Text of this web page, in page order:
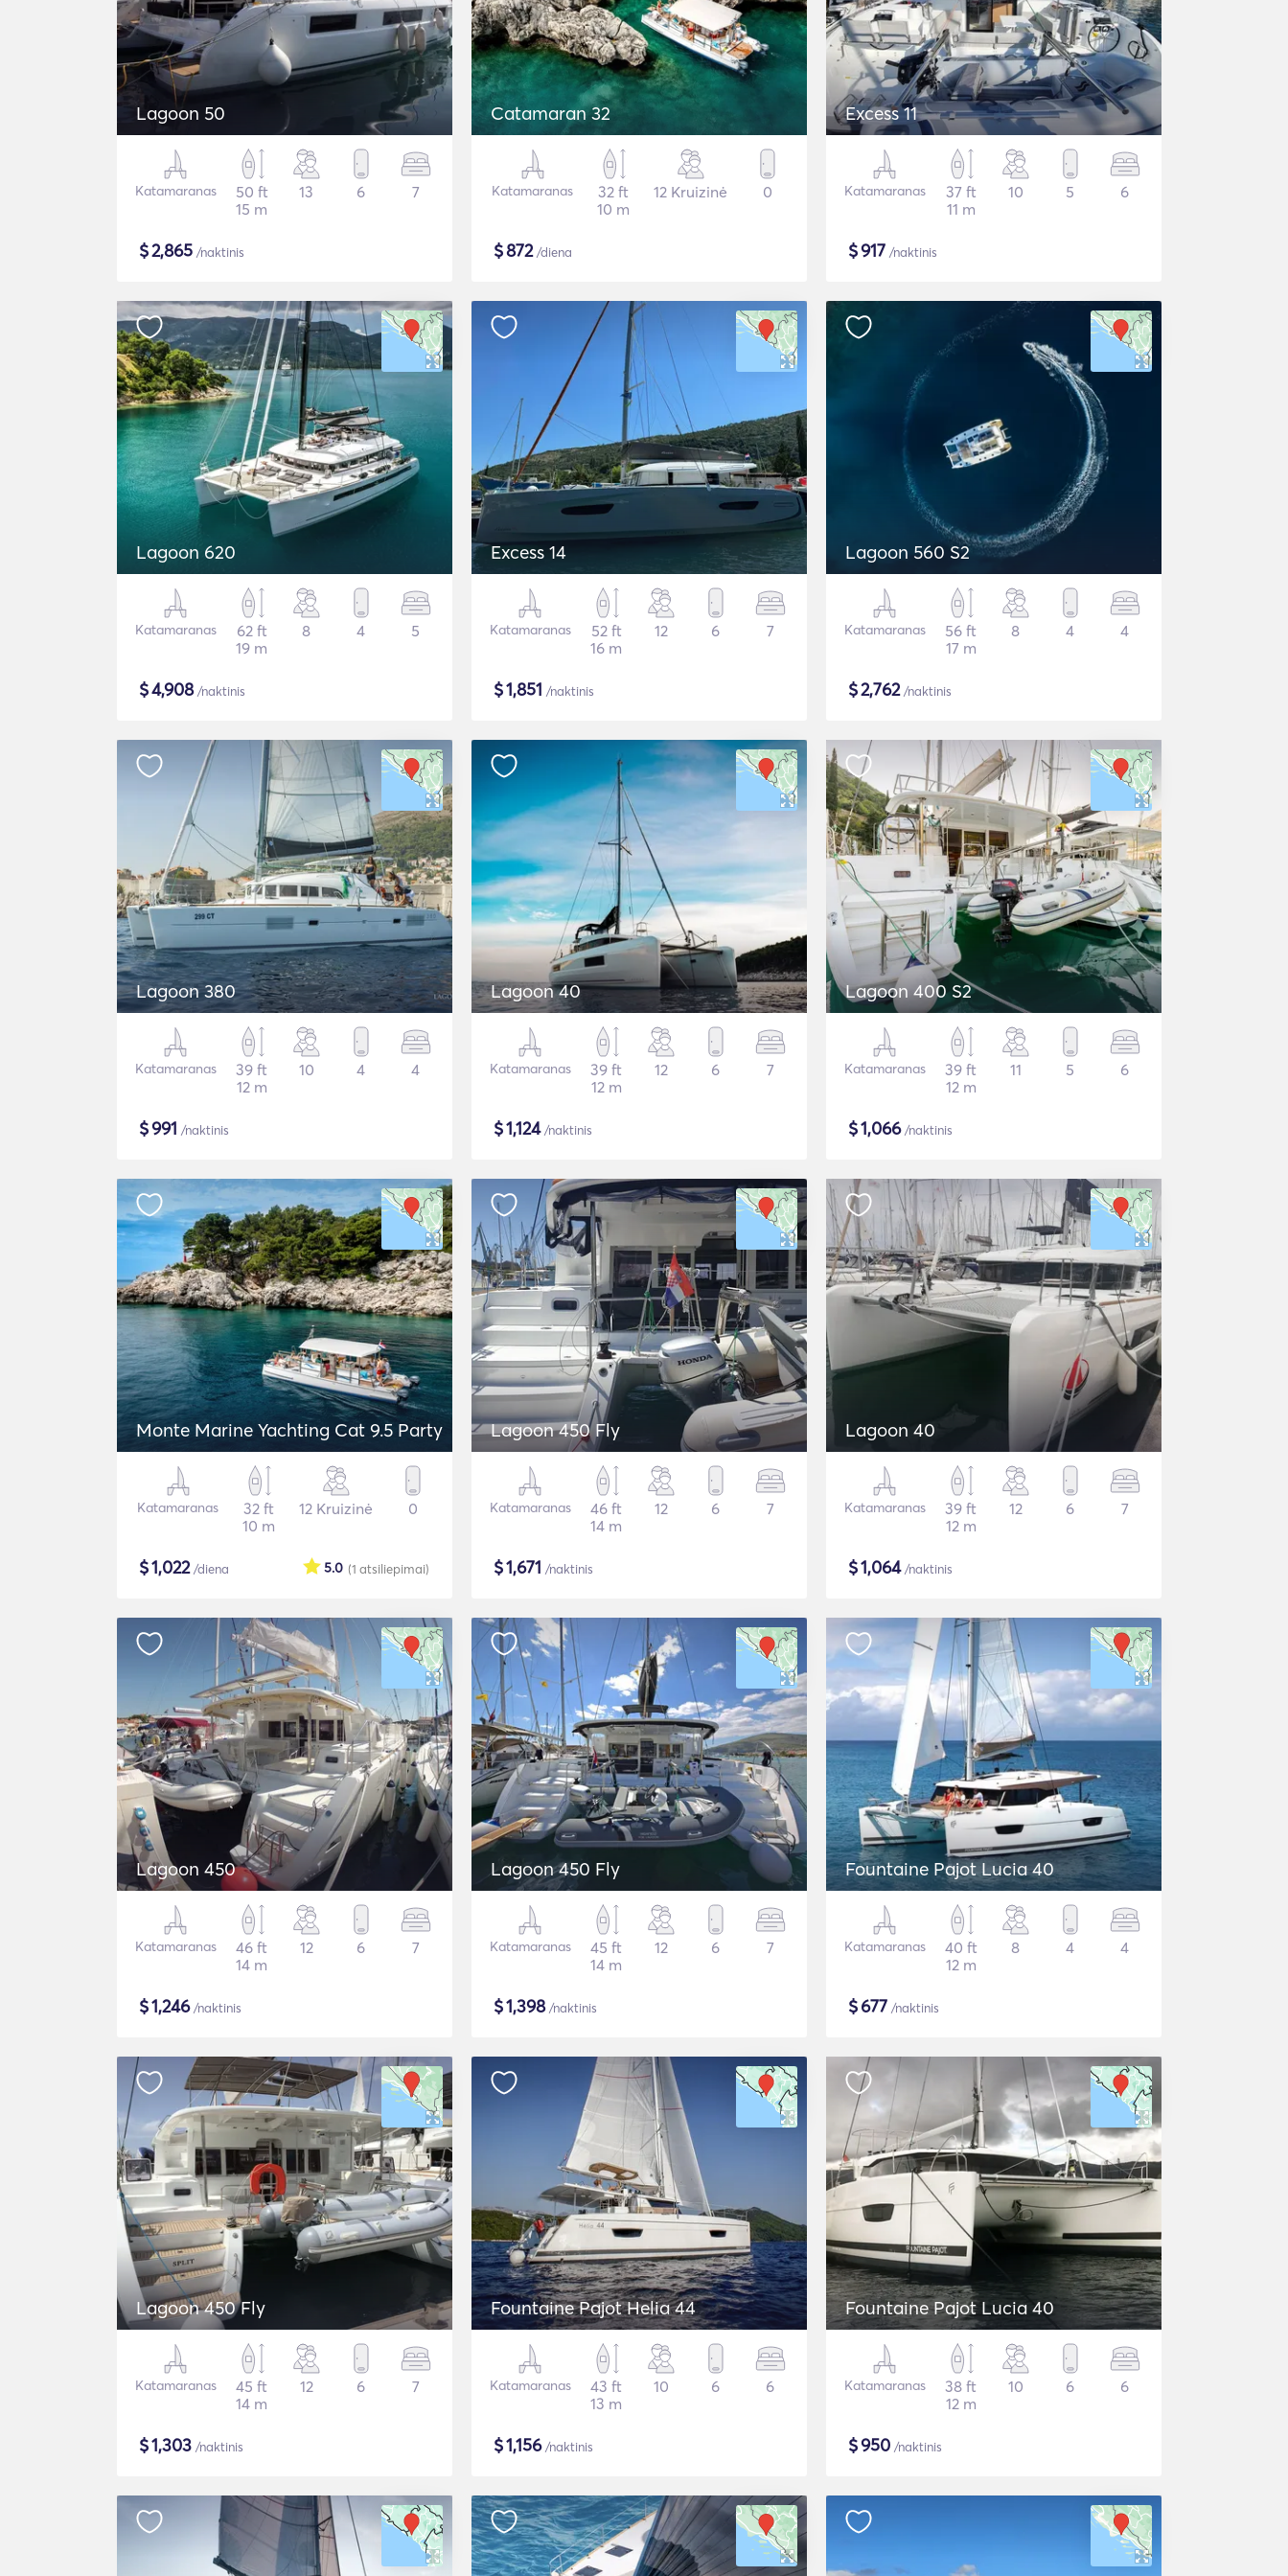
Lagoon 50
Katamaranas
50 ft
15 m
13 6 7
$2,865 /naktinis
Catamaran 32
Katamaranas
32 ft
10 m
12 Kruizinė 0
$872/diena
Excess 11
Katamaranas
37 ft
11 m
10 5 6
$917 /naktinis
Lagoon 620
Katamaranas
62 ft
19 m
8 4 5
$4,908/naktinis
Excess 14
Katamaranas
52 ft
16 m
12 6 7
$1,851 /naktinis
Lagoon 560 S2
Katamaranas
56 ft
17 m
8 4 4
$2,762/naktinis
Lagoon 380
Katamaranas
39 ft
12 m
10 4 4
$991 /naktinis
Lagoon 40
Katamaranas
39 ft
12 m
12 6 7
$1,124/naktinis
Lagoon 400 S2
Katamaranas
39 ft
12 m
11 5 6
$1,066/naktinis
Monte Marine Yachting Cat 9.5 Party
Katamaranas
32 ft
10 m
12 Kruizinė 0
$1,022/diena (1 atsiliepimai)
5.0
Lagoon 450 Fly
Katamaranas
46 ft
14 m
12 6 7
$1,671 /naktinis
Lagoon 40
Katamaranas
39 ft
12 m
12 6 7
$1,064/naktinis
Lagoon 450
Katamaranas
46 ft
14 m
12 6 7
$1,246/naktinis
Lagoon 450 Fly
Katamaranas
45 ft
14 m
12 6 7
$1,398/naktinis
Fountaine Pajot Lucia 40
Katamaranas
40 ft
12 m
8 4 4
$677 /naktinis
Lagoon 450 Fly
Katamaranas
45 ft
14 m
12 6 7
$1,303 /naktinis
Fountaine Pajot Helia 44
Katamaranas
43 ft
13 m
10 6 6
$1,156/naktinis
Fountaine Pajot Lucia 40
Katamaranas
38 ft
12 m
10 6 6
$950 /naktinis